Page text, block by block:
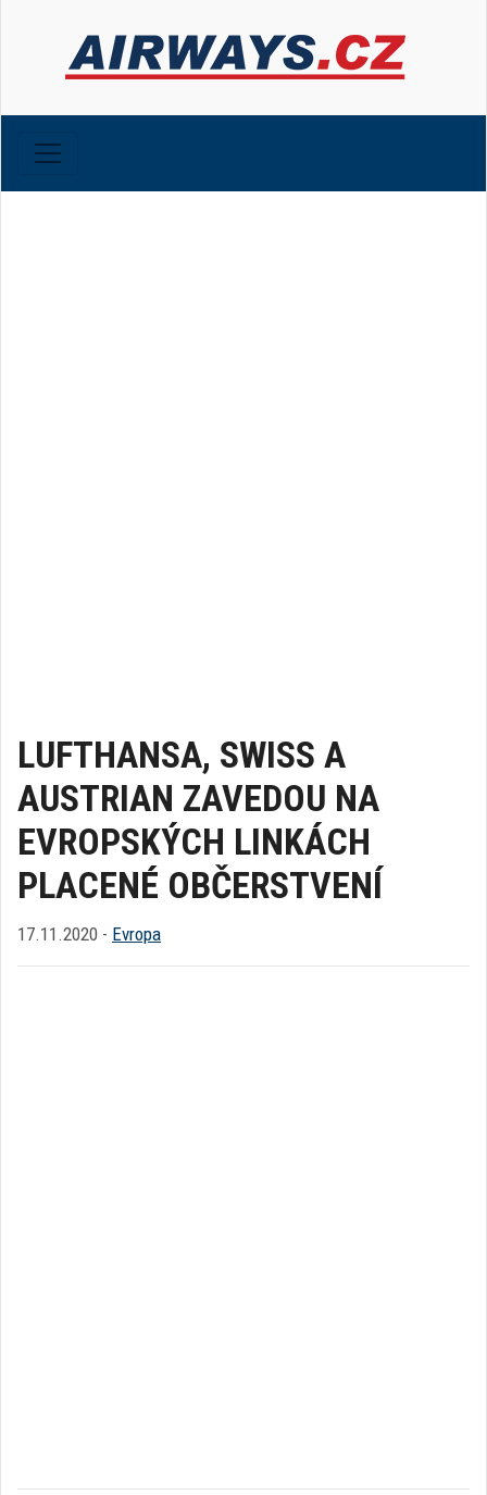
LUFTHANSA, SWISS A
AUSTRIAN ZAVEDOU NA
EVROPSKÝCH LINKÁCH
PLACENÉ OBČERSTVENÍ
17.11.2020 - Evropa